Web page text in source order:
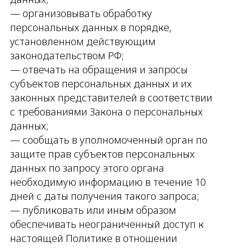
— организовывать обработку
персональных данных в порядке,
установленном действующим
законодательством РФ;
— отвечать на обращения и запросы
субъектов персональных данных и их
законных представителей в соответствии
с требованиями Закона о персональных
данных;
— сообщать в уполномоченный орган по
защите прав субъектов персональных
данных по запросу этого органа
необходимую информацию в течение 10
дней с даты получения такого запроса;
— публиковать или иным образом
обеспечивать неограниченный доступ к
настоящей Политике в отношении